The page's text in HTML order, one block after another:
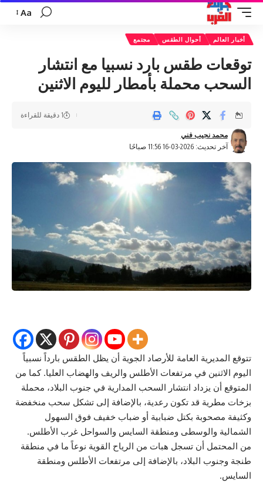
تغيير
Aa
أخبار العالم أحوال الطقس مجتمع
توقعات طقس بارد نسبيا مع انتشار
السحب محملة بأمطار لليوم الاثنين
آخر تحديث: 2026-03-16 11:56 صباحًا
محمد نجيب فني
1 دقيقة للقراءة
تتوقع المديرية العامة للأرصاد الجوية أن يظل الطقس بارداً نسبياً
اليوم الاثنين في مرتفعات الأطلس والريف والهضاب العليا. كما من
المتوقع أن يزداد انتشار السحب المدارية في جنوب البلاد، محملة
بزخات مطرية قد تكون رعدية، بالإضافة إلى تشكل سحب منخفضة
وكثيفة مصحوبة بكتل ضبابية أو ضباب خفيف فوق السهول
الشمالية والوسطى ومنطقة السايس والسواحل غرب الأطلس.
من المحتمل أن تسجل هبات من الرياح القوية نوعاً ما في منطقة
طنجة وجنوب البلاد، بالإضافة إلى مرتفعات الأطلس ومنطقة
السايس.